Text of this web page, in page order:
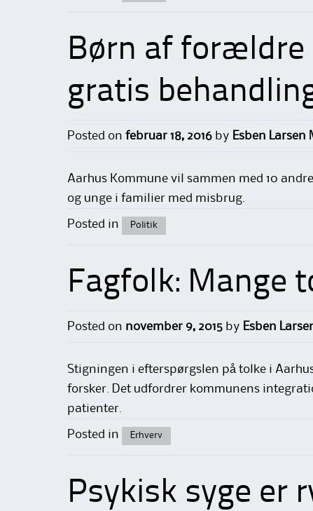
Børn af forældre
gratis
Posted on februar 18, 2016 by Esben Larsen
Aarhus Kommune vil sammen med 10
og unge i familier med misbrug.
Posted in Politik
Fagfolk: Mange
Posted on november 9, 2015 by Esben
Stigningen i efterspørgslen på tolke i
forsker. Det udfordrer kommunens
patienter.
Posted in Erhverv
Psykisk syge er